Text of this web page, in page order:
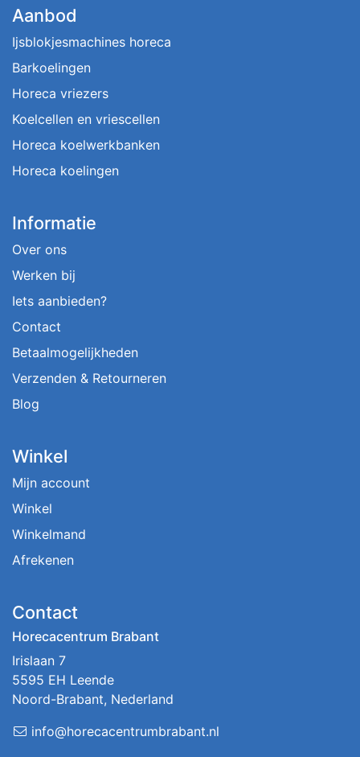
Aanbod
Ijsblokjesmachines horeca
Barkoelingen
Horeca vriezers
Koelcellen en vriescellen
Horeca koelwerkbanken
Horeca koelingen
Informatie
Over ons
Werken bij
Iets aanbieden?
Contact
Betaalmogelijkheden
Verzenden & Retourneren
Blog
Winkel
Mijn account
Winkel
Winkelmand
Afrekenen
Contact
Horecacentrum Brabant
Irislaan 7
5595 EH Leende
Noord-Brabant, Nederland
info@horecacentrumbrabant.nl